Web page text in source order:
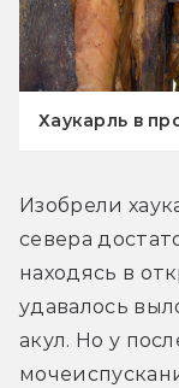
Хаукарль в
Изобрели
севера
находясь в
удавалось
акул. Но у